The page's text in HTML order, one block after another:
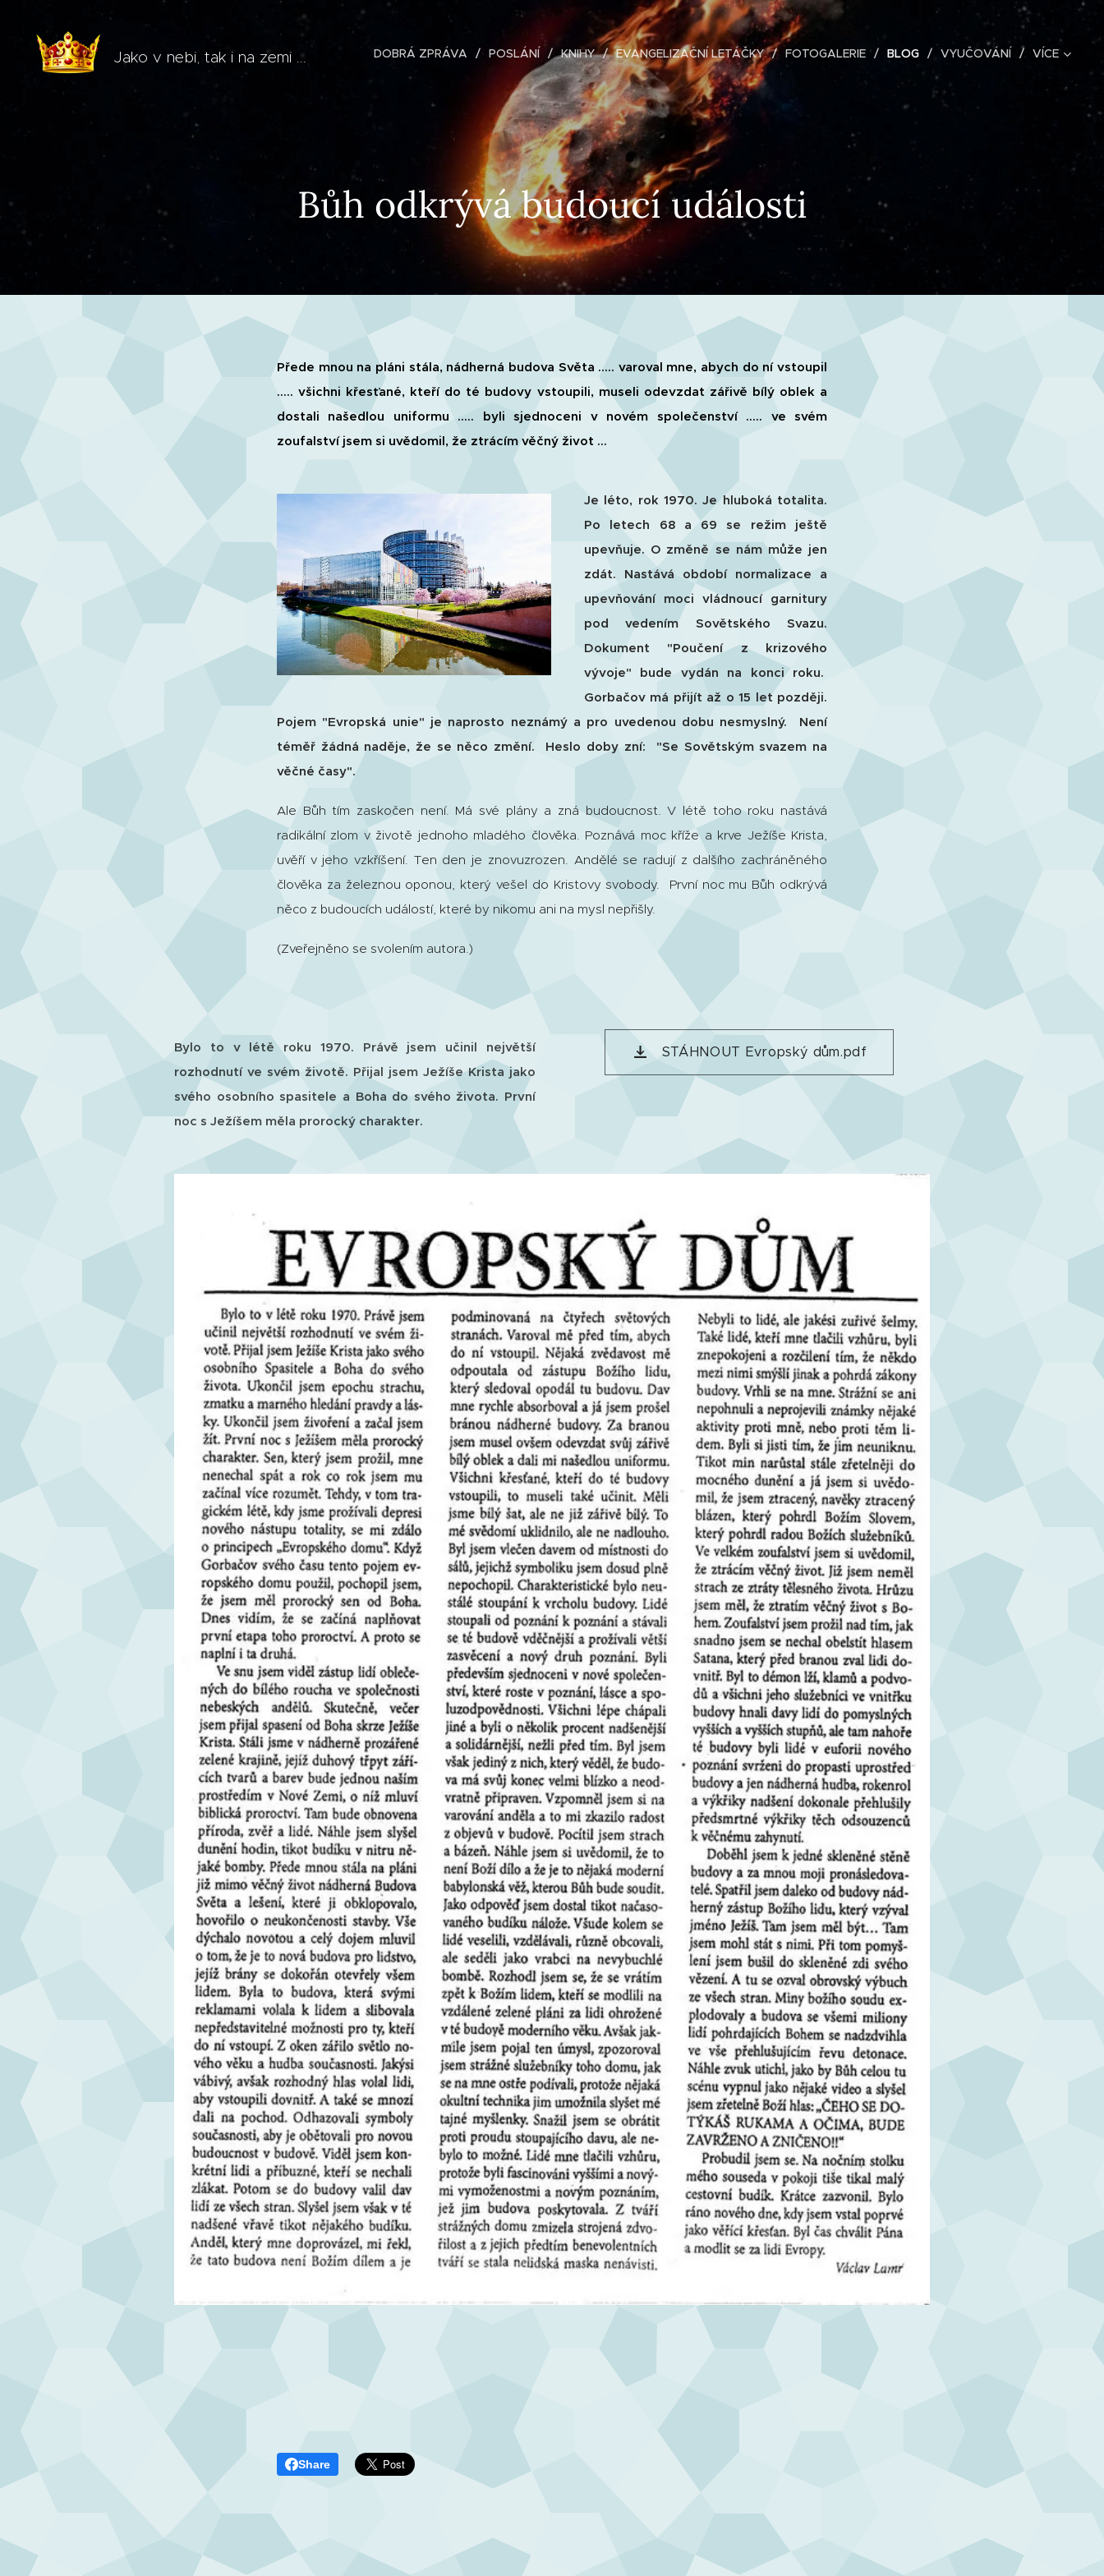
Jako v nebi, tak i na zemi ... DOBRÁ ZPRÁVA POSLÁNÍ KNIHY EVANGELIZAČNÍ LETÁČKY FOTOGALERIE BLOG VYUČOVÁNÍ VÍCE
Bůh odkrývá budoucí události
Přede mnou na pláni stála, nádherná budova Světa ..... varoval mne, abych do ní vstoupil
..... všichni křesťané, kteří do té budovy vstoupili, museli odevzdat zářivě bílý oblek a
dostali našedlou uniformu ..... byli sjednoceni v novém společenství ..... ve svém
zoufalství jsem si uvědomil, že ztrácím věčný život ...
Je léto, rok 1970. Je hluboká totalita.
Po letech 68 a 69 se režim ještě
upevňuje. O změně se nám může jen
zdát. Nastává období normalizace a
upevňování moci vládnoucí garnitury
pod vedením Sovětského Svazu.
Dokument "Poučení z krizového
vývoje" bude vydán na konci roku.
Gorbačov má přijít až o 15 let později.
Pojem "Evropská unie" je naprosto neznámý a pro uvedenou dobu nesmyslný. Není
téměř žádná naděje, že se něco změní. Heslo doby zní: "Se Sovětským svazem na
věčné časy".
Ale Bůh tím zaskočen není. Má své plány a zná budoucnost. V létě toho roku nastává
radikální zlom v životě jednoho mladého člověka. Poznává moc kříže a krve Ježíše Krista,
uvěří v jeho vzkříšení. Ten den je znovuzrozen. Andělé se radují z dalšího zachráněného
člověka za železnou oponou, který vešel do Kristovy svobody. První noc mu Bůh odkrývá
něco z budoucích událostí, které by nikomu ani na mysl nepřišly.
(Zveřejněno se svolením autora.)
Bylo to v létě roku 1970. Právě jsem učinil největší
rozhodnutí ve svém životě. Přijal jsem Ježíše Krista jako
svého osobního spasitele a Boha do svého života. První
noc s Ježíšem měla prorocký charakter.
STÁHNOUT Evropský dům.pdf
Share